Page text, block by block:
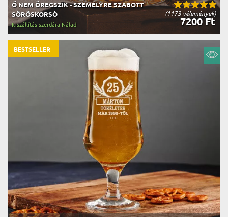
(1173 vélemények)
Ő NEM ÖREGSZIK - SZEMÉLYRE SZABOTT
SÖRÖSKORSÓ
7200 Ft
Kiszállítás szerdára Nálad
BESTSELLER